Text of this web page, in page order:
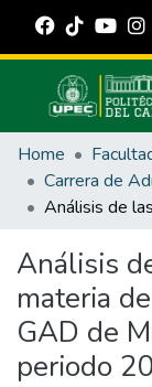
Communities &
All of DSpace
Statistics
Estadísticas
Manuales
Home
Análisis
materia
GAD de
periodo